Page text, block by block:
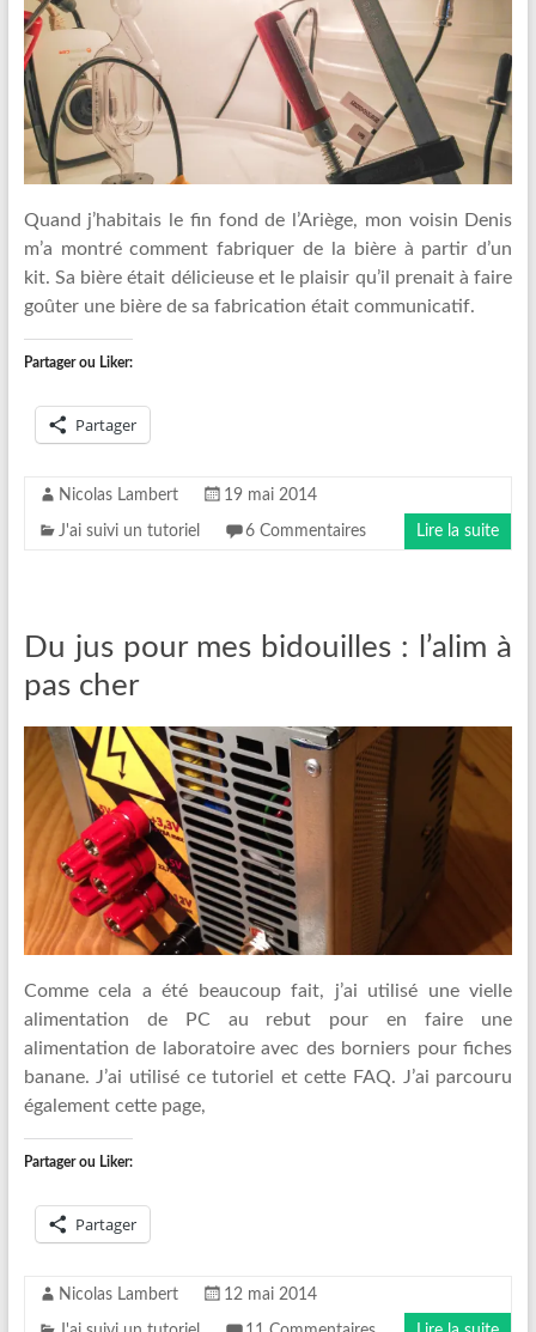
Quand j’habitais le fin fond de l’Ariège, mon voisin Denis
m’a montré comment fabriquer de la bière à partir d’un
kit. Sa bière était délicieuse et le plaisir qu’il prenait à faire
goûter une bière de sa fabrication était communicatif.
Partager ou Liker:
Partager
Nicolas Lambert 19 mai 2014
J'ai suivi un tutoriel 6 Commentaires Lire la suite
Du jus pour mes bidouilles : l’alim à
pas cher
Comme cela a été beaucoup fait, j’ai utilisé une vielle
alimentation de PC au rebut pour en faire une
alimentation de laboratoire avec des borniers pour fiches
banane. J’ai utilisé ce tutoriel et cette FAQ. J’ai parcouru
également cette page,
Partager ou Liker:
Partager
Nicolas Lambert 12 mai 2014